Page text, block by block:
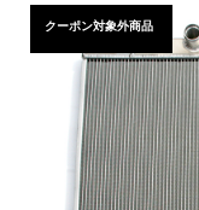
クーポン対象外商品